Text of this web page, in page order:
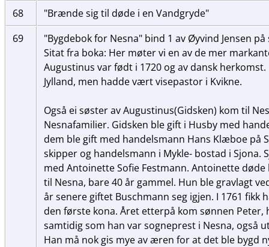
68
"Brænde sig til døde i en Vandgryde"
69
"Bygdebok for Nesna" bind 1 av Øyvind Jensen
Sitat fra boka: Her møter vi en av de mer
Augustinus var født i 1720 og av dansk
Jylland, men hadde vært visepastor i Kvikne.
Også ei søster av Augustinus(Gidsken) kom til
Nesnafamilier. Gidsken ble gift i Husby med
dem ble gift med handelsmann Hans Klæboe på
skipper og handelsmann i Mykle- bostad i Sjona.
med Antoinette Sofie Festmann. Antoinette
til Nesna, bare 40 år gammel. Hun ble gravlagt
år senere giftet Buschmann seg igjen. I 1761
den første kona. Året etterpå kom sønnen Peter,
samtidig som han var sogneprest i Nesna, også
Han må nok gis mye av æren for at det ble bygd